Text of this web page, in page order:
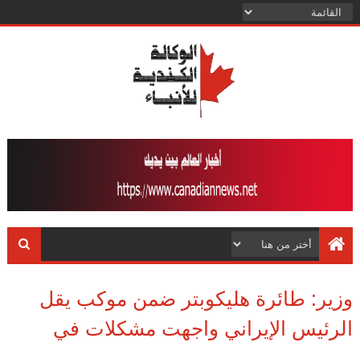
وزير: طائرة هليكوبتر ضمن موكب يقل
الرئيس الإيراني واجهت مشكلات في